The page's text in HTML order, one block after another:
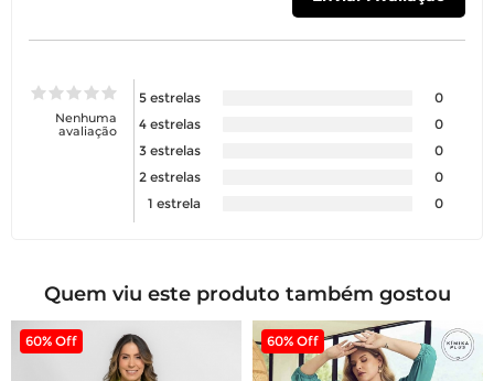
Nenhuma
avaliação
5 estrelas
0
4 estrelas
0
3 estrelas
0
2 estrelas
0
1 estrela
0
Quem viu este produto também gostou
60% Off 60% Off